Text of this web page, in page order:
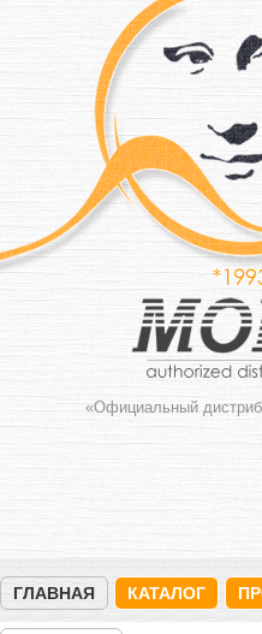
«Официальный
ГЛАВНАЯ КАТАЛОГ